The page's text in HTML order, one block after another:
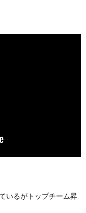
いるがトップチーム昇